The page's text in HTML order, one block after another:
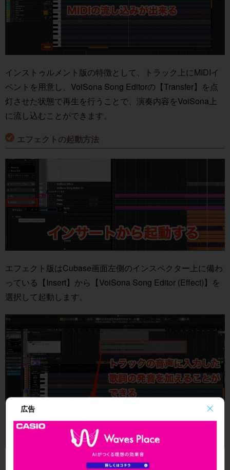
広告
インストゥルメント版の特徴として、トラック上にMIDIイ
ベントを用意し、VoiSona Song Editorの【Transfer】を点
灯させた状態で再生を行うことで、演奏内容をVoiSona上
に流し込むことができます。
エフェクトの起動方法
エフェクト版はCubase画面左側のインスペクター上に備わ
っている【Insert】から【VoiSona Song Editor (Effect)】を
選択して起動します。
トラック上で演奏される音声に対して歌詞をつけて歌わせ